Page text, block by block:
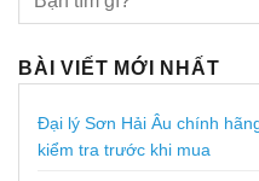
BÀI VIẾT MỚI NHẤT
Đại lý Sơn Hải Âu chính
kiểm tra trước khi mua